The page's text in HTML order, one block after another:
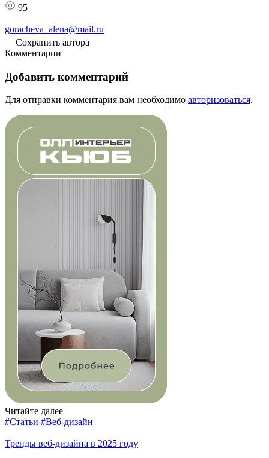
95
goracheva_alena@mail.ru
Сохранить автора
Комментарии
Добавить комментарий
Для отправки комментария вам необходимо авторизоваться.
Читайте далее
#Статьи #Веб-дизайн
Тренды веб-дизайна в 2025 году